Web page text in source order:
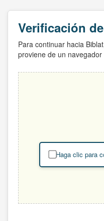
Verificación
Para continuar hacia
proviene de un
Haga clic para